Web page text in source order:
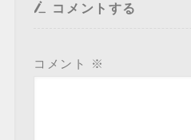
コメントする
コメント ※